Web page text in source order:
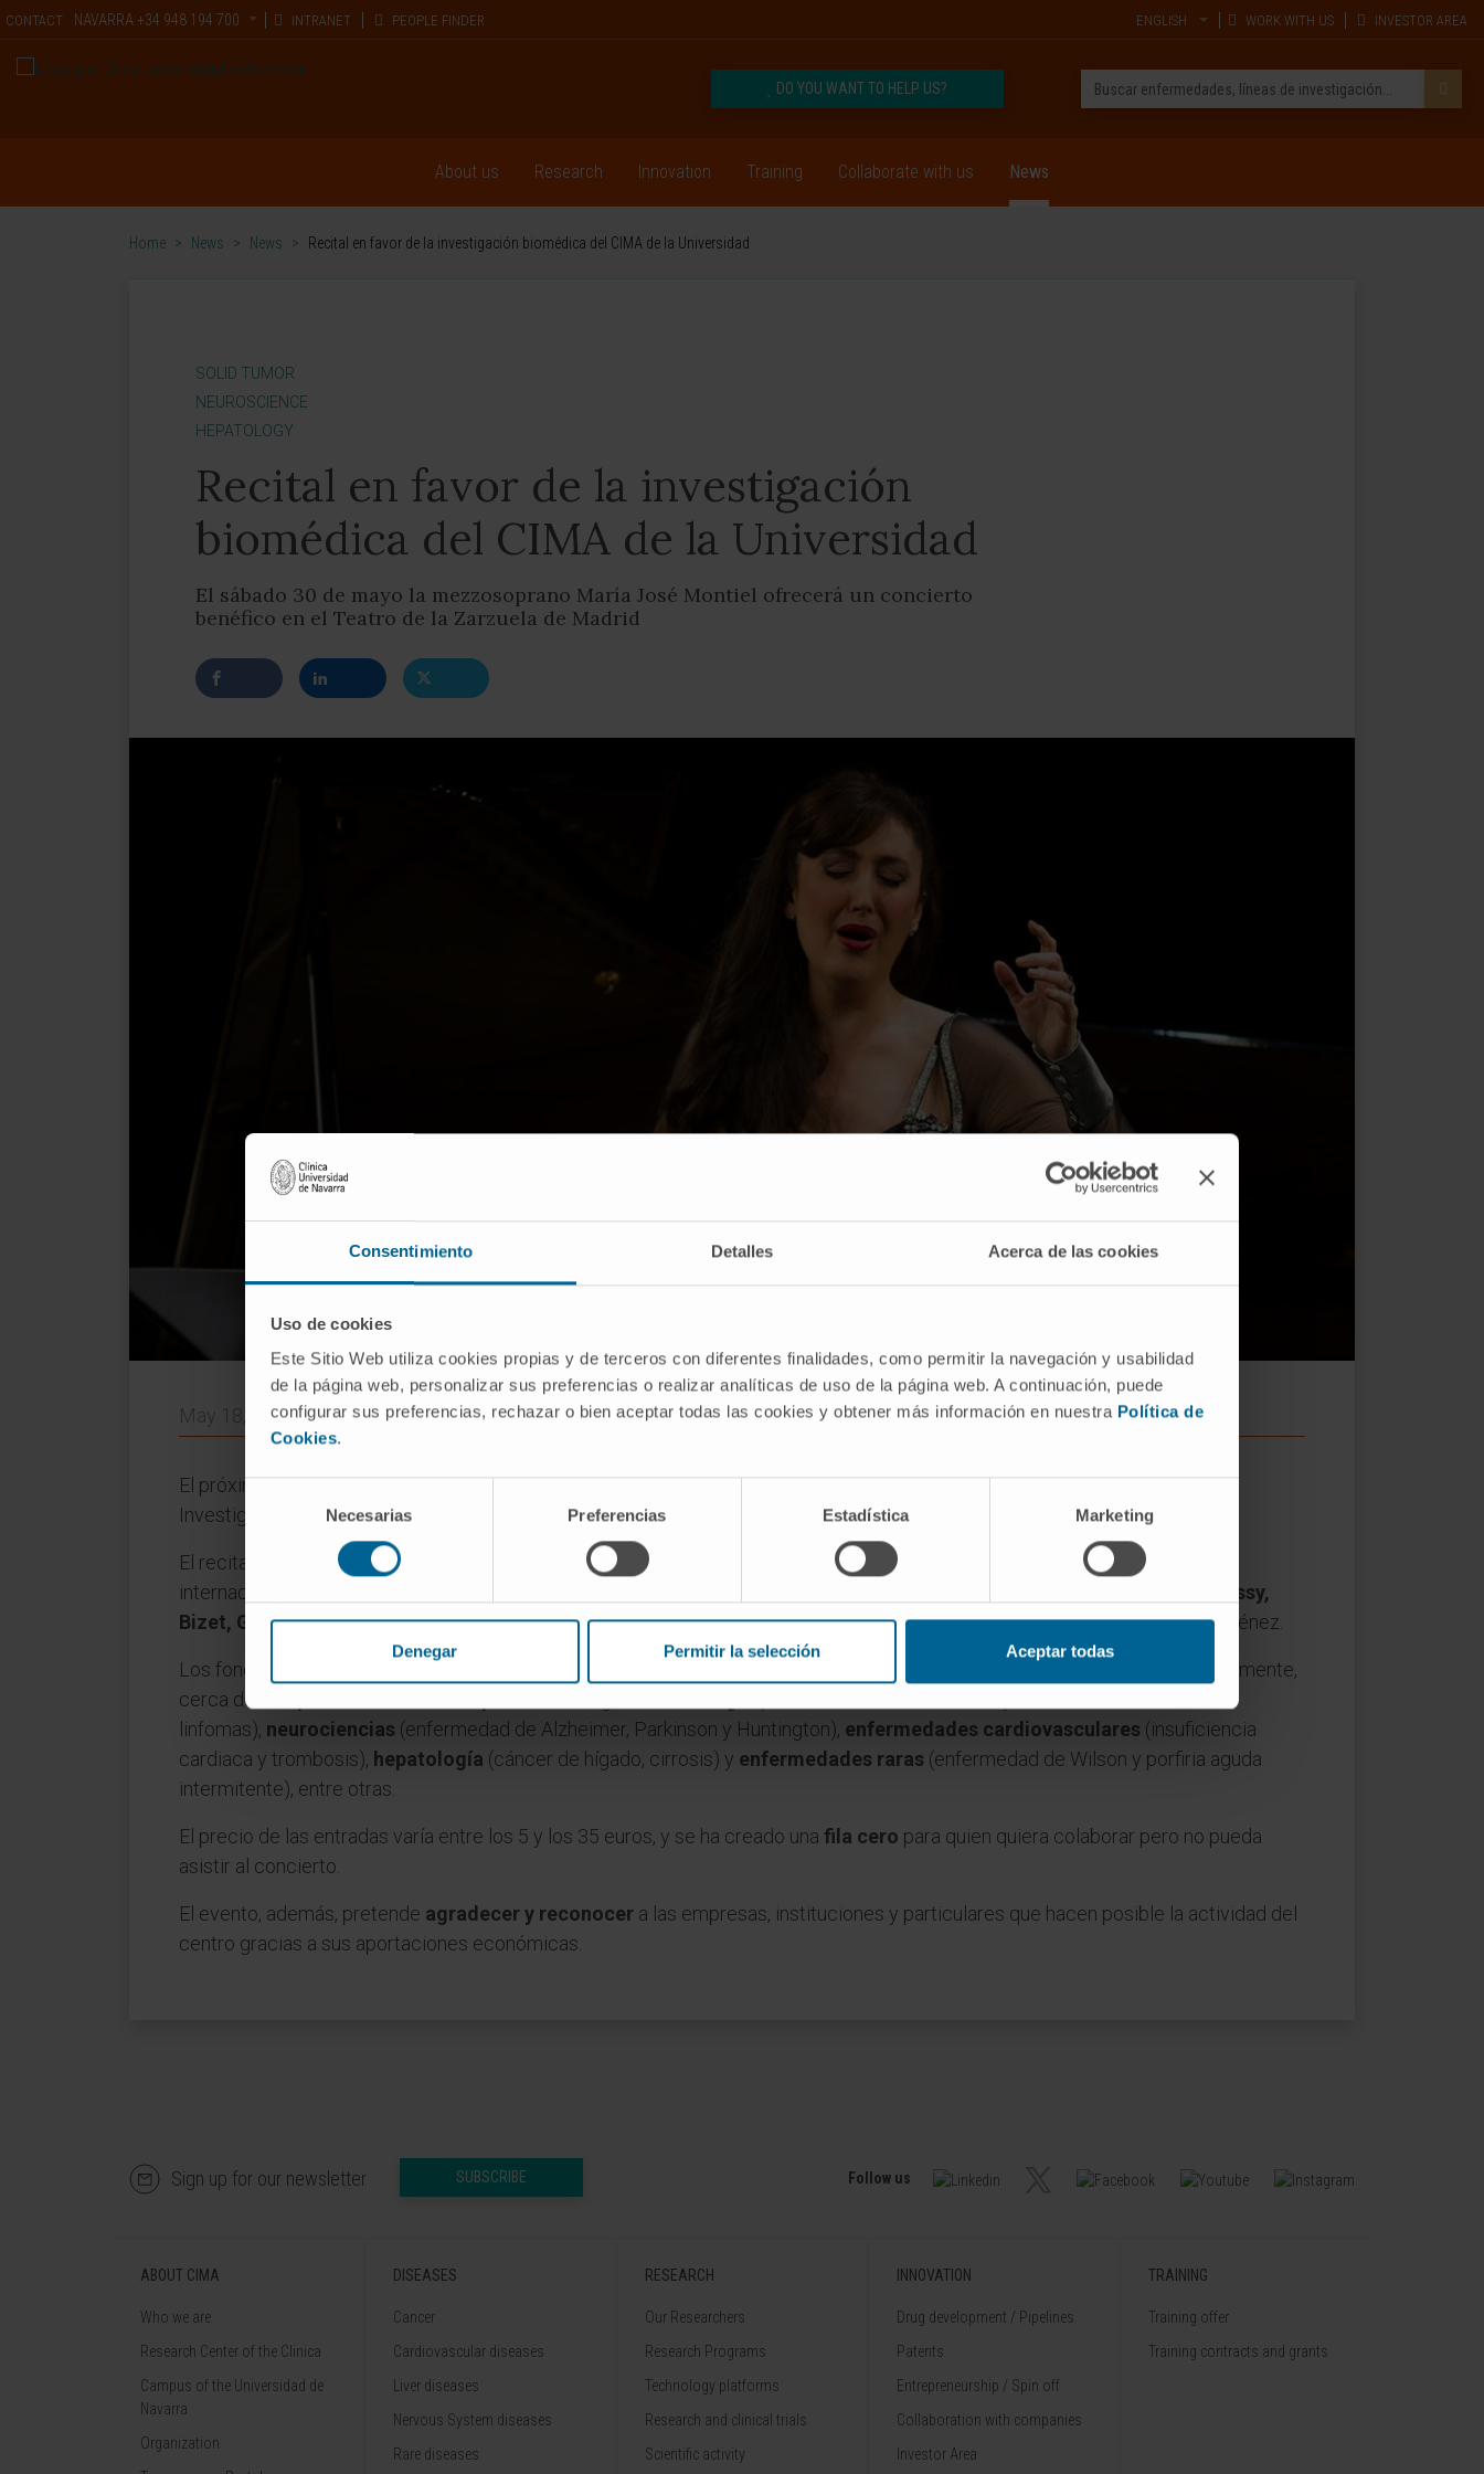
Consentimiento Detalles Acerca de las cookies
Uso de cookies
Este Sitio Web utiliza cookies propias y de terceros con diferentes finalidades, como permitir la navegación y usabilidad
de la página web, personalizar sus preferencias o realizar analíticas de uso de la página web. A continuación, puede
configurar sus preferencias, rechazar o bien aceptar todas las cookies y obtener más información en nuestra Política de
Cookies.
Selección
de
consentimiento
Necesarias Preferencias Estadística Marketing
Denegar Permitir la selección Aceptar todas
CONTACT NAVARRA +34 948 194 700 INTRANET PEOPLE FINDER ENGLISH WORK WITH US INVESTOR AREA
DO YOU WANT TO HELP US?
About us Research Innovation Training Collaborate with us News
Home > News > News > Recital en favor de la investigación biomédica del CIMA de la Universidad
SOLID TUMOR
NEUROSCIENCE
HEPATOLOGY
Recital en favor de la investigación
biomédica del CIMA de la Universidad
El sábado 30 de mayo la mezzosoprano María José Montiel ofrecerá un concierto
benéfico en el Teatro de la Zarzuela de Madrid
May 18, 2015
El próximo 30 de mayo se celebrará en el Teatro de la Zarzuela de Madrid unconcierto benéficoen favor del Centro de
Investigación Médica Aplicada (CIMA) de la Universidad de Navarra.
El recital correrá a cargo de María José Montiel , considerada como una de las mejores mezzosopranos del panorama
internacional. Estará acompañada por el pianista
obras de Schumann, Tchaikovsky, Debussy,
Bizet, Gardel y Falla. Además, estrenarán tres composiciones del maestroGarcía Abril, sobre poemas de Juan Ramón Jiménez.
Los fondos obtenidos se destinarán íntegramente a la investigación de las enfermedades que se estudian en el CIMA. Actualmente,
cerca de
linfomas), neurociencias (enfermedad de Alzheimer, Parkinson y Huntington), enfermedades cardiovasculares (insuficiencia
cardiaca y trombosis), hepatología (cáncer de hígado, cirrosis) y enfermedades raras (enfermedad de Wilson y porfiria aguda
intermitente), entre otras.
El precio de las entradas varía entre los 5 y los 35 euros, y se ha creado una fila cero para quien quiera colaborar pero no pueda
asistir al concierto.
El evento, además, pretende agradecer y reconocer a las empresas, instituciones y particulares que hacen posible la actividad del
centro gracias a sus aportaciones económicas.
Sign up for our newsletter SUBSCRIBE Follow us
ABOUT CIMA
Who we are
Research Center of the Clinica
Campus of the Universidad de
Navarra
Organization
DISEASES
Cancer
Cardiovascular diseases
Liver diseases
Nervous System diseases
Rare diseases
RESEARCH
Our Researchers
Research Programs
Technology platforms
Research and clinical trials
Scientific activity
INNOVATION
Drug development / Pipelines
Patents
Entrepreneurship / Spin off
Collaboration with companies
Investor Area
TRAINING
Training offer
Training contracts and grants